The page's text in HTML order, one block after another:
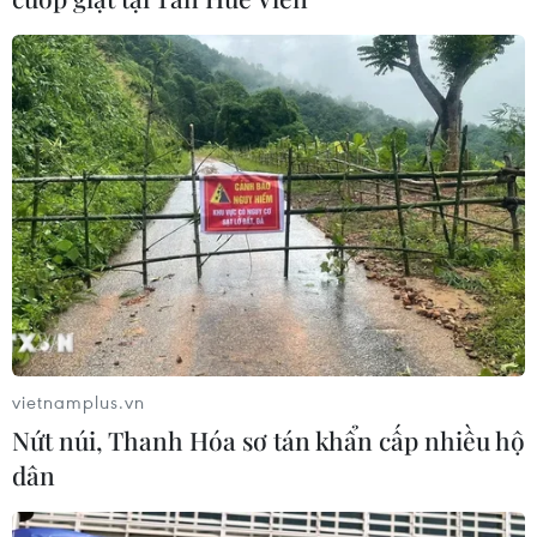
Cảnh sát khám xét nơi ở của Huấn
"Hoa Hồng"
06/08/2026 15:04
Bãi bỏ một số văn bản quy phạm
pháp luật không còn phù hợp
06/08/2026 09:59
Khởi tố người đi bộ gây tai nạn chết
người trên quốc lộ ở Quảng Trị
Khởi tố Chủ tịch Hội đồng quản trị,
vietnamplus.vn
Nứt núi, Thanh Hóa sơ tán khẩn cấp nhiều hộ
dân